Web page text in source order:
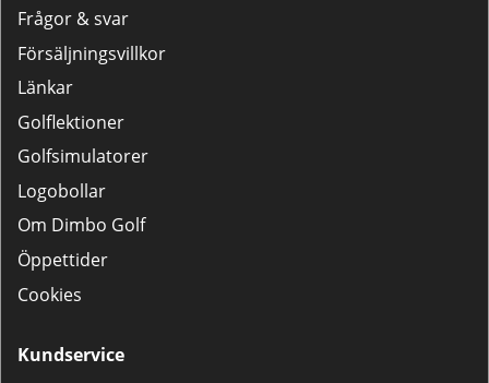
Frågor & svar
Försäljningsvillkor
Länkar
Golflektioner
Golfsimulatorer
Logobollar
Om Dimbo Golf
Öppettider
Cookies
Kundservice